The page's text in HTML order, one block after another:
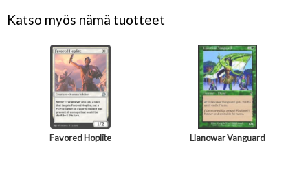
Katso myös nämä tuotteet
Favored Hoplite Llanowar Vanguard